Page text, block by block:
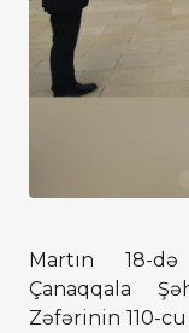
Martın 18-
Çanaqqala
Zəfərinin 110-